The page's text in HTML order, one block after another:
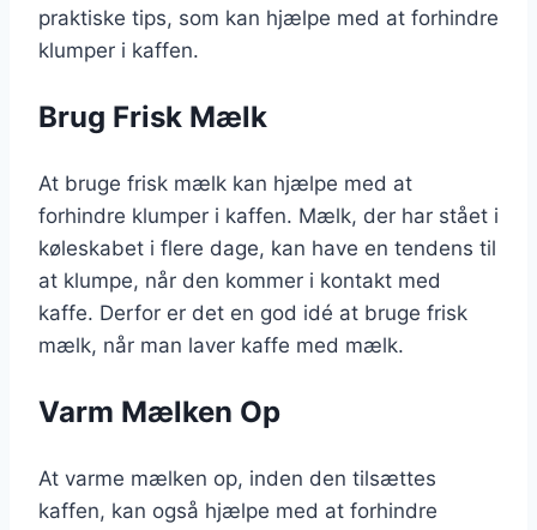
praktiske tips, som kan hjælpe med at forhindre
klumper i kaffen.
Brug Frisk Mælk
At bruge frisk mælk kan hjælpe med at
forhindre klumper i kaffen. Mælk, der har stået i
køleskabet i flere dage, kan have en tendens til
at klumpe, når den kommer i kontakt med
kaffe. Derfor er det en god idé at bruge frisk
mælk, når man laver kaffe med mælk.
Varm Mælken Op
At varme mælken op, inden den tilsættes
kaffen, kan også hjælpe med at forhindre